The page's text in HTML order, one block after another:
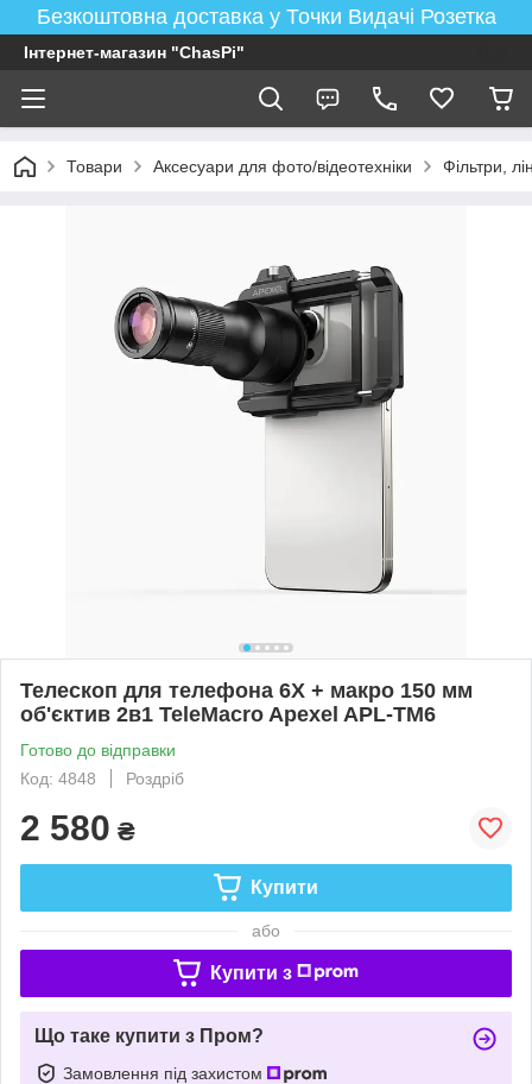
Безкоштовна доставка у Точки Видачі Розетка
Інтернет-магазин "ChasPi"
Товари Аксесуари для фото/відеотехніки Фільтри,
Телескоп для телефона 6X + макро 150 мм
об'єктив 2в1 TeleMacro Apexel APL-TM6
Готово до відправки
Код: 4848
Роздріб
2 580 ₴
Купити
або
Купити з
Що таке купити з Пром?
Замовлення під захистом